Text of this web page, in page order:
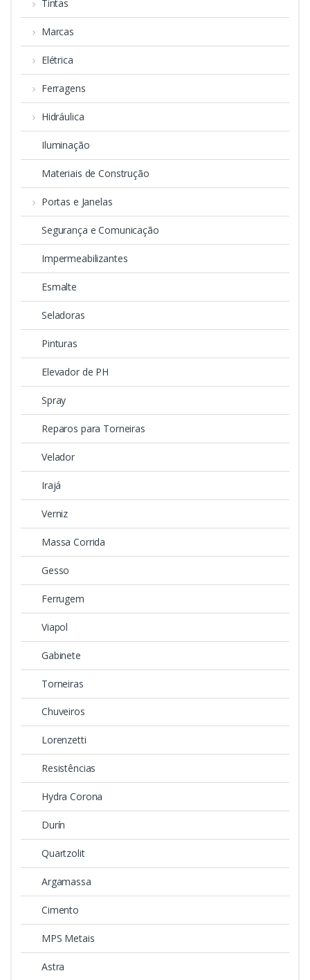
Tintas
Marcas
Elétrica
Ferragens
Hidráulica
Iluminação
Materiais de Construção
Portas e Janelas
Segurança e Comunicação
Impermeabilizantes
Esmalte
Seladoras
Pinturas
Elevador de PH
Spray
Reparos para Torneiras
Velador
Irajá
Verniz
Massa Corrida
Gesso
Ferrugem
Viapol
Gabinete
Torneiras
Chuveiros
Lorenzetti
Resistências
Hydra Corona
Durín
Quartzolit
Argamassa
Cimento
MPS Metais
Astra